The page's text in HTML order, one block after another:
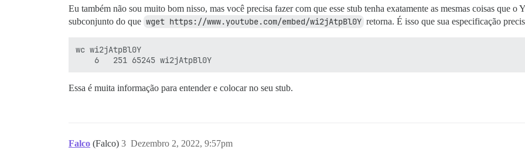
Eu também não sou muito bom nisso, mas você precisa fazer com que esse stub tenha exatamente as mesmas coisas que
subconjunto do que wget https://www.youtube.com/embed/wi2jAtpBl0Y retorna. É isso que sua especificação
wc wi2jAtpBl0Y
Essa é muita informação para entender e colocar no seu stub.
Falco (Falco) Dezembro 2, 2022, 9:57pm
3